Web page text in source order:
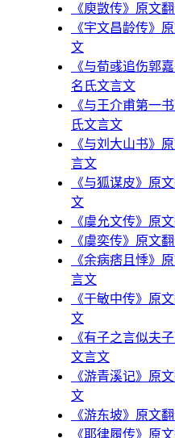
《庾敳传》原文
《宇文昌龄传》
文
《与荀彧追伤郭
名氏文言文
《与王介甫第一
氏文言文
《与刘大山书》
言文
《与狐谋皮》原
文
《虞允文传》原
《虞奕传》原文
《余病痞且悸》
言文
《于敏中传》原
文
《有子之言似夫
文言文
《游青溪记》原
文
《游东坡》原文
《耶律履传》原